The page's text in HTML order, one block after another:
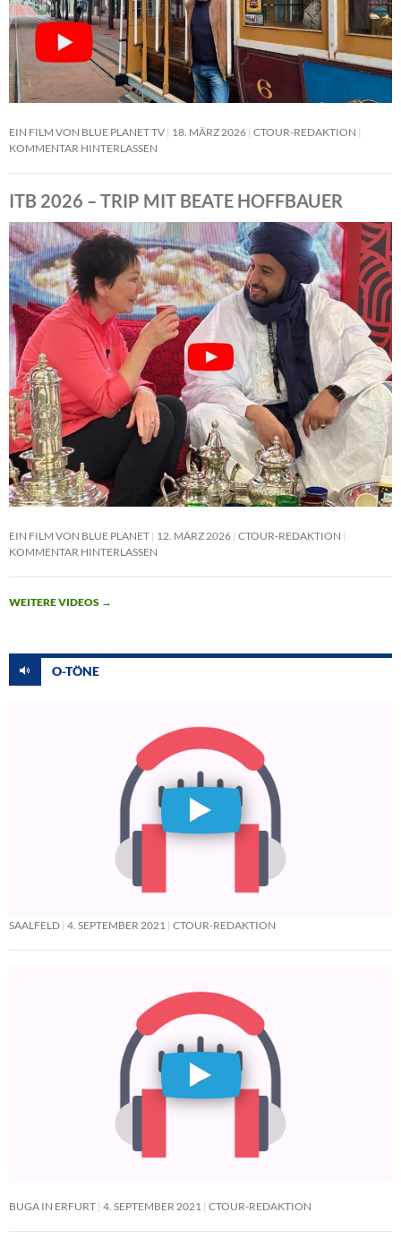
EIN FILM VON BLUE PLANET TV 18. MÄRZ 2026 CTOUR-REDAKTION
KOMMENTAR HINTERLASSEN
ITB 2026 – TRIP MIT BEATE HOFFBAUER
EIN FILM VON BLUE PLANET 12. MÄRZ 2026 CTOUR-REDAKTION
KOMMENTAR HINTERLASSEN
WEITERE VIDEOS →
O-TÖNE
SAALFELD 4. SEPTEMBER 2021 CTOUR-REDAKTION
BUGA IN ERFURT 4. SEPTEMBER 2021 CTOUR-REDAKTION